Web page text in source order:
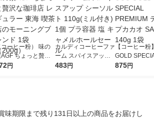
コーヒー粉） 味の
ちょっと贅沢
琲店 レギュラー
円
カルディコーヒーファ
ーム スパイスアップ
シーソルト 110g(ミル
483円
【コーヒー粉
GOLD
MIUM ディー
875円
味期限まで残り131日以上の商品をお届けし